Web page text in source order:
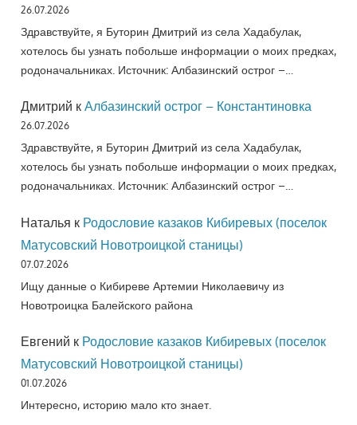
26.07.2026
Здравствуйте, я Буторин Дмитрий из села Хадабулак,
хотелось бы узнать побольше информации о моих предках,
родоначальниках. Источник: Албазинский острог –…
Дмитрий к Албазинский острог – Константиновка
26.07.2026
Здравствуйте, я Буторин Дмитрий из села Хадабулак,
хотелось бы узнать побольше информации о моих предках,
родоначальниках. Источник: Албазинский острог –…
Наталья к Родословие казаков Кибиревых (поселок
Матусовский Новотроицкой станицы)
07.07.2026
Ищу данные о Кибиреве Артемии Николаевичу из
Новотроицка Балейского района
Евгений к Родословие казаков Кибиревых (поселок
Матусовский Новотроицкой станицы)
01.07.2026
Интересно, историю мало кто знает.